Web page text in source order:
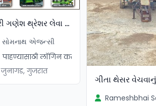
શ્રી ગણેશ થ્રેશર લેવા માટે મળો
સોમનાથ એજન્સી
पाहण्यासाठी लॉगिन करा
जुनागड, गुजरात
ગીતા થેસર
Rameshbhai